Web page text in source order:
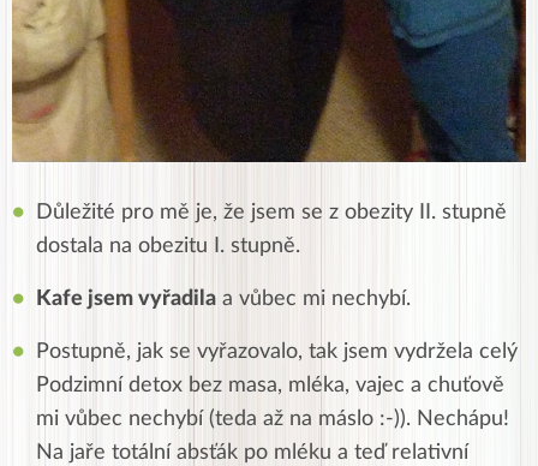
Důležité pro mě je, že jsem se z obezity II. stupně
dostala na obezitu I. stupně.
Kafe jsem vyřadila a vůbec mi nechybí.
Postupně, jak se vyřazovalo, tak jsem vydržela celý
Podzimní detox bez masa, mléka, vajec a chuťově
mi vůbec nechybí (teda až na máslo :-)). Nechápu!
Na jaře totální absťák po mléku a teď relativní